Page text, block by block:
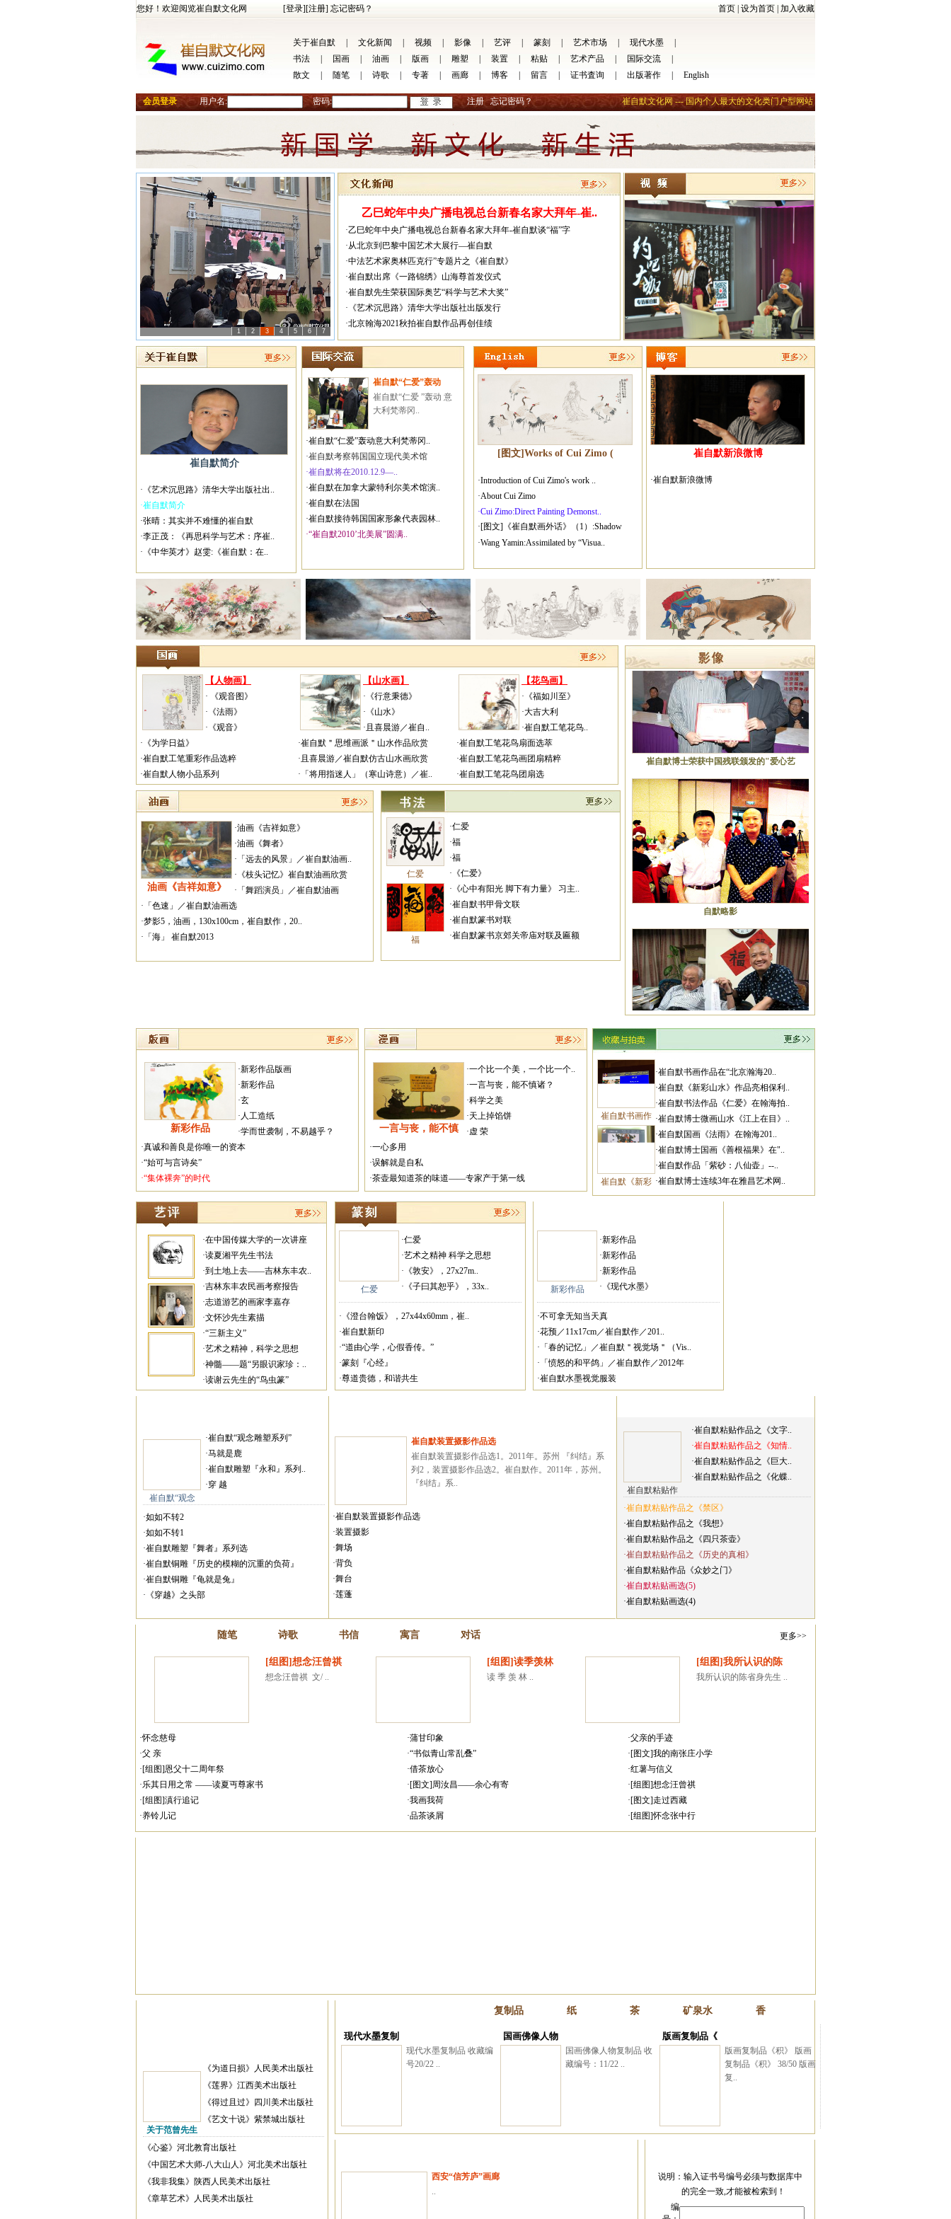
您好！欢迎阅览崔自默文化网 [登录][注册] 忘记密码？ 首页 设为首页 加入收藏
关于崔自默 文化新闻 视频 影像 艺评 篆刻 艺术市场 现代水墨
书法
国画 油画 版画 雕塑 装置 粘贴 艺术产品 国际交流
散文
随笔 诗歌 专著 画廊 博客 留言 证书査询 出版著作 English
会员登录 用户名: 密码: 注册 忘记密码？ 崔自默文化网 --- 国内个人最大的文化类门户型网站
1 2 3 4 5 6 7
乙巳蛇年中央广播电视总台新春名家大拜年-崔..
·乙巳蛇年中央广播电视总台新春名家大拜年-崔自默谈“福”字
·从北京到巴黎中国艺术大展行—崔自默
·中法艺术家奥林匹克行”专题片之《崔自默》
·崔自默出席《一路锦绣》山海尊首发仪式
·崔自默先生荣获国际奥艺“科学与艺术大奖”
·《艺术沉思路》清华大学出版社出版发行
·北京翰海2021秋拍崔自默作品再创佳绩
崔自默简介
·《艺术沉思路》清华大学出版社出..
·崔自默简介
·张晴：其实并不难懂的崔自默
·李正茂：《再思科学与艺术：序崔..
·《中华英才》赵雯:《崔自默：在..
崔自默“仁爱”轰动
崔自默“仁爱 ”轰动 意
大利梵蒂冈..
·崔自默“仁爱”轰动意大利梵蒂冈..
·崔自默考察韩国国立现代美术馆
·崔自默将在2010.12.9—..
·崔自默在加拿大蒙特利尔美术馆演..
·崔自默在法国
·崔自默接待韩国国家形象代表园林..
·“崔自默2010’北美展”圆满..
[图文]Works of Cui Zimo (
·Introduction of Cui Zimo's work ..
·About Cui Zimo
·Cui Zimo:Direct Painting Demonst..
·[图文]《崔自默画外话》（1）:Shadow
·Wang Yamin:Assimilated by “Visua..
崔自默新浪微博
·崔自默新浪微博
【人物画】
· 《观音图》
·《法雨》
·《观音》
·《为学日益》
·崔自默工笔重彩作品选粹
·崔自默人物小品系列
【山水画】
·《行意秉德》
·《山水》
·且喜晨游／崔自..
·崔自默＂思维画派＂山水作品欣赏
·且喜晨游／崔自默仿古山水画欣赏
·「将用指迷人」（寒山诗意）／崔..
【花鸟画】
·《福如川至》
·大吉大利
·崔自默工笔花鸟..
·崔自默工笔花鸟扇面选萃
·崔自默工笔花鸟画团扇精粹
·崔自默工笔花鸟团扇选
油画《吉祥如意》
·油画《吉祥如意》
·油画《舞者》
·「远去的风景」／崔自默油画..
·《枝头记忆》崔自默油画欣赏
·「舞蹈演员」／崔自默油画
·「色速」／崔自默油画选
·梦影5，油画，130x100cm，崔自默作，20..
·「海」 崔自默2013
仁爱
福
·仁爱
·福
·福
·《仁爱》
·《心中有阳光 脚下有力量》 习主..
·崔自默书甲骨文联
·崔自默篆书对联
·崔自默篆书京郊关帝庙对联及匾额
我请文怀沙翁为少林寺释永信大师书对联
文怀沙翁吟诗/崔自默摄影
崔自默博士拜访人民大学国学院院长冯其
崔自默博士荣获中国残联颁发的"爱心艺
自默略影
赏析燕叟文怀沙先生大俗大雅的一幅对联
与书画同道(8)
新彩作品
·新彩作品版画
·新彩作品
·玄
·人工造纸
·学而世袭制，不易越乎？
·真诚和善良是你唯一的资本
·“始可与言诗矣”
·“集体裸奔”的时代
一言与丧，能不慎
·一个比一个美，一个比一个..
·一言与丧，能不慎诸？
·科学之美
·天上掉馅饼
·虚 荣
·一心多用
·误解就是自私
·茶壶最知道茶的味道——专家产于第一线
崔自默书画作
崔自默《新彩
·崔自默书画作品在“北京瀚海20..
·崔自默《新彩山水》作品亮相保利..
·崔自默书法作品《仁爱》在翰海拍..
·崔自默博士微画山水《江上在目》..
·崔自默国画《法雨》在翰海201..
·崔自默博士国画《善根福果》在"..
·崔自默作品「紫砂：八仙壶」--..
·崔自默博士连续3年在雅昌艺术网..
·在中国传媒大学的一次讲座
·读夏湘平先生书法
·到土地上去——吉林东丰农..
·吉林东丰农民画考察报告
·志道游艺的画家李嘉存
·文怀沙先生素描
·“三新主义”
·艺术之精神，科学之思想
·神髓——题“另眼识家珍：..
·读谢云先生的“鸟虫篆”
仁爱
·仁爱
·艺术之精神 科学之思想
·《敦安》，27x27m..
·《子曰其恕乎》，33x..
·《澄台翰饭》，27x44x60mm，崔..
·崔自默新印
·“道由心学，心假香传。”
·篆刻『心经』
·尊道贵德，和谐共生
新彩作品
·新彩作品
·新彩作品
·新彩作品
·《现代水墨》
·不可拿无知当天真
·花预／11x17cm／崔自默作／201..
·「春的记忆」／崔自默＂视觉场＂（Vis..
·「愤怒的和平鸽」／崔自默作／2012年
·崔自默水墨视觉服装
崔自默“观念
·崔自默“观念雕塑系列”
·马就是鹿
·崔自默雕塑『永和』系列..
·穿 越
·如如不转2
·如如不转1
·崔自默雕塑『舞者』系列选
·崔自默铜雕『历史的模糊的沉重的负荷』
·崔自默铜雕『龟就是兔』
·《穿越》之头部
崔自默装置摄影作品选
崔自默装置摄影作品选1。2011年。苏州 『纠结』系
列2，装置摄影作品选2。崔自默作。2011年，苏州。
『纠结』系..
·崔自默装置摄影作品选
·装置摄影
·舞场
·背负
·舞台
·莲蓬
崔自默粘贴作
·崔自默粘贴作品之《文字..
·崔自默粘贴作品之《知情..
·崔自默粘贴作品之《巨大..
·崔自默粘贴作品之《化蝶..
·崔自默粘贴作品之《禁区》
·崔自默粘贴作品之《我想》
·崔自默粘贴作品之《四只茶壶》
·崔自默粘贴作品之《历史的真相》
·崔自默粘贴作品《众妙之门》
·崔自默粘贴画选(5)
·崔自默粘贴画选(4)
随笔 诗歌 书信 寓言 对话 更多>>
[组图]想念汪曾祺
想念汪曾祺  文/ ..
[组图]读季羡林
读 季 羡 林 ..
[组图]我所认识的陈
我所认识的陈省身先生 ..
·怀念慈母 ·蒲甘印象
·父亲的手迹
·父 亲
·“书似青山常乱叠”
·[图文]我的南张庄小学
·[组图]恩父十二周年祭
·借茶放心
·红薯与信义
·乐其日用之常 ——读夏丏尊家书
·[图文]周汝昌——余心有寄
·[组图]想念汪曾祺
·[组图]滇行追记
·我画我荷
·[图文]走过西藏
·养铃儿记
·品茶谈屑 ·[组图]怀念张中行
关于范曾先生
《为道日损》人民美术出版社
《莲界》江西美术出版社
《得过且过》四川美术出版社
《艺文十说》紫禁城出版社
《心鉴》河北教育出版社
《中国艺术大师-八大山人》河北美术出版社
《我非我集》陕西人民美术出版社
《章草艺术》人民美术出版社
复制品 纸 茶 矿泉水 香
现代水墨复制
现代水墨复制品 收藏编
号20/22 ..
国画佛像人物
国画佛像人物复制品 收
藏编号：11/22 ..
版画复制品《
版画复制品《积》 版画
复制品《积》 38/50 版画
复..
西安“信芳庐”画廊
..
说明：输入证书号编号必须与数据库中
的完全一致,才能被检索到！
编